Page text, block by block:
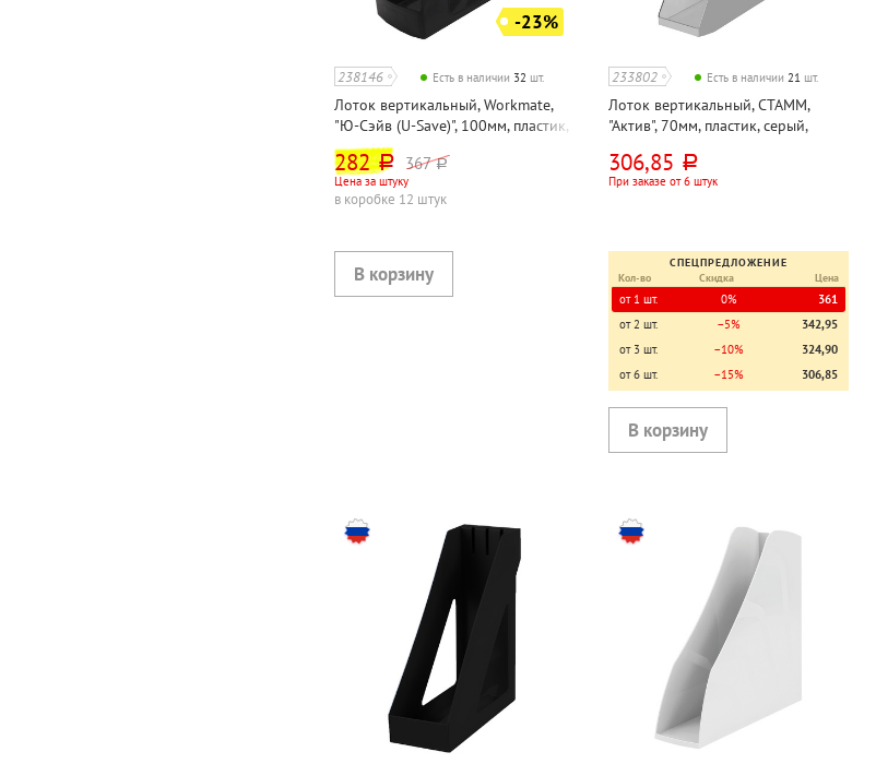
-23%
238146 Есть в наличии 32 шт.
Лоток вертикальный, Workmate,
"Ю-Сэйв (U-Save)", 100мм, пластик,
черный
282 руб. 367 руб.
Цена за штуку
в коробке 12 штук
233802 Есть в наличии21 шт.
Лоток вертикальный, СТАММ,
"Актив", 70мм, пластик, серый,
306,85 руб.
При заказе от 6 штук
СПЕЦПРЕДЛОЖЕНИЕ
Кол-во
Скидка Цена
от 1 шт. 0%
361
от 2 шт.
−5%
342,95
от 3 шт.
−10%
324,90
от 6 шт.
−15% 306,85